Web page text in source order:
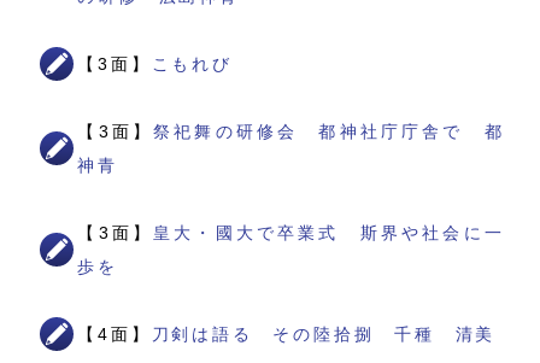
【3面】 こもれび
【3面】祭祀舞の研修会 都神社庁庁舎で 都
神青
【3面】 皇大・國大で卒業式 斯界や社会に一
歩を
【4面】 刀剣は語る その陸拾捌 千種 清美